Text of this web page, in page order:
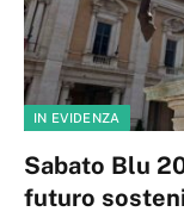
IN EVIDENZA
Sabato Blu
futuro